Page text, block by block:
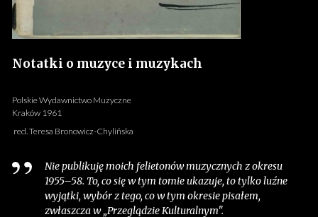
Notatki o muzyce i muzykach
Polskie Wydawnictwo Muzyczne
Kraków 1961
red. Teresa Bronowicz-Chylińska
Nie publikuję moich felietonów muzycznych z okresu
1955–58. To, co się w tym tomie ukazuje, to tylko luźne
wyjątki, wybór z tego, co w tym okresie pisałem,
zwłaszcza w „Przeglądzie Kulturalnym".